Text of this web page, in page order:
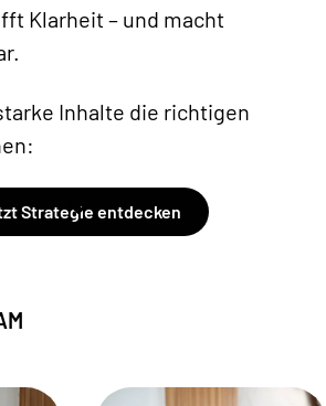
Klarheit – und macht
Inhalte die richtigen
Strategie entdecken